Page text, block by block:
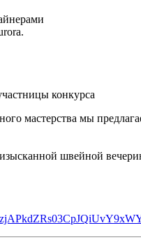
конкурса
мастерства мы
швейной